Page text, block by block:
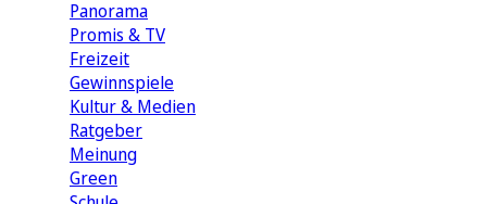
Panorama
Promis & TV
Freizeit
Gewinnspiele
Kultur & Medien
Ratgeber
Meinung
Green